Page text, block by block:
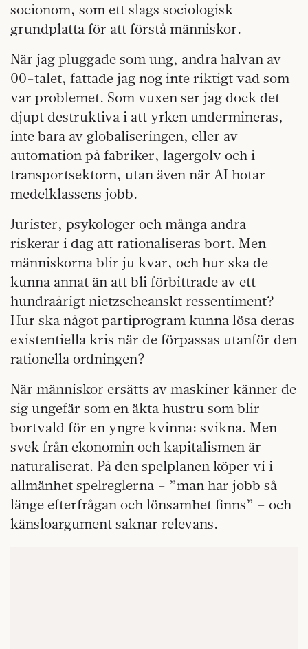
socionom, som ett slags sociologisk
grundplatta för att förstå människor.
När jag pluggade som ung, andra halvan av
00-talet, fattade jag nog inte riktigt vad som
var problemet. Som vuxen ser jag dock det
djupt destruktiva i att yrken undermineras,
inte bara av globaliseringen, eller av
automation på fabriker, lagergolv och i
transportsektorn, utan även när AI hotar
medelklassens jobb.
Jurister, psykologer och många andra
riskerar i dag att rationaliseras bort. Men
människorna blir ju kvar, och hur ska de
kunna annat än att bli förbittrade av ett
hundraårigt nietzscheanskt ressentiment?
Hur ska något partiprogram kunna lösa deras
existentiella kris när de förpassas utanför den
rationella ordningen?
När människor ersätts av maskiner känner de
sig ungefär som en äkta hustru som blir
bortvald för en yngre kvinna: svikna. Men
svek från ekonomin och kapitalismen är
naturaliserat. På den spelplanen köper vi i
allmänhet spelreglerna – ”man har jobb så
länge efterfrågan och lönsamhet finns” – och
känsloargument saknar relevans.